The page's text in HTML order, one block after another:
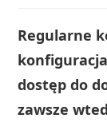
Regularne
dostęp do
zawsze